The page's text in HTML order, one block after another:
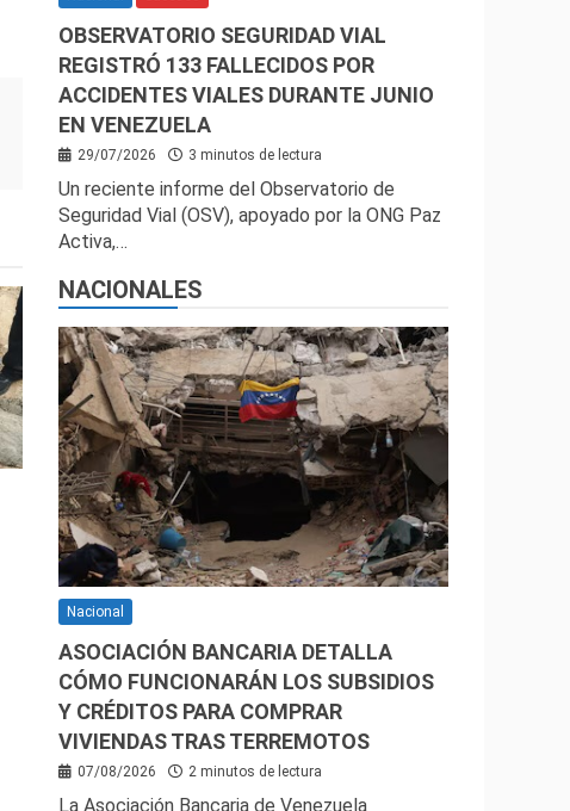
OBSERVATORIO SEGURIDAD VIAL
REGISTRÓ 133 FALLECIDOS POR
ACCIDENTES VIALES DURANTE JUNIO
EN VENEZUELA
29/07/2026 3 minutos de lectura
Un reciente informe del Observatorio de
Seguridad Vial (OSV), apoyado por la ONG Paz
Activa,…
NACIONALES
Nacional
ASOCIACIÓN BANCARIA DETALLA
CÓMO FUNCIONARÁN LOS SUBSIDIOS
Y CRÉDITOS PARA COMPRAR
VIVIENDAS TRAS TERREMOTOS
07/08/2026 2 minutos de lectura
La Asociación Bancaria de Venezuela